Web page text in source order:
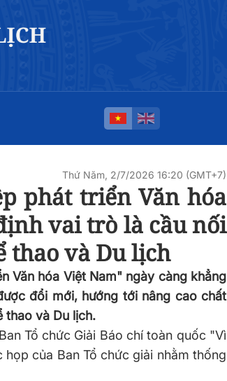
Thứ Năm, 2/7/2026 16:20 (GMT+7)
phát triển Văn hóa
vai trò là cầu nối
thao và Du lịch
Văn hóa Việt Nam" ngày càng khẳng
đổi mới, hướng tới nâng cao chất
thao và Du lịch.
Tổ chức Giải Báo chí toàn quốc "Vì
của Ban Tổ chức giải nhằm thống